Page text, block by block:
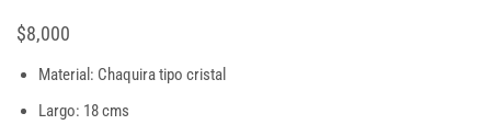
$8,000
Material: Chaquira tipo cristal
Largo: 18 cms